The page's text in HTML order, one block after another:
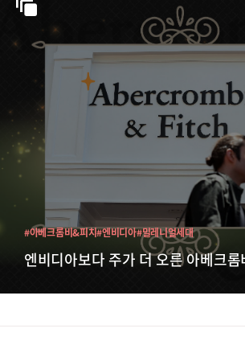
엔비디아보다 주가 더 오른 아베크
#아베크롬비&피치#엔비디아#밀레니얼세대